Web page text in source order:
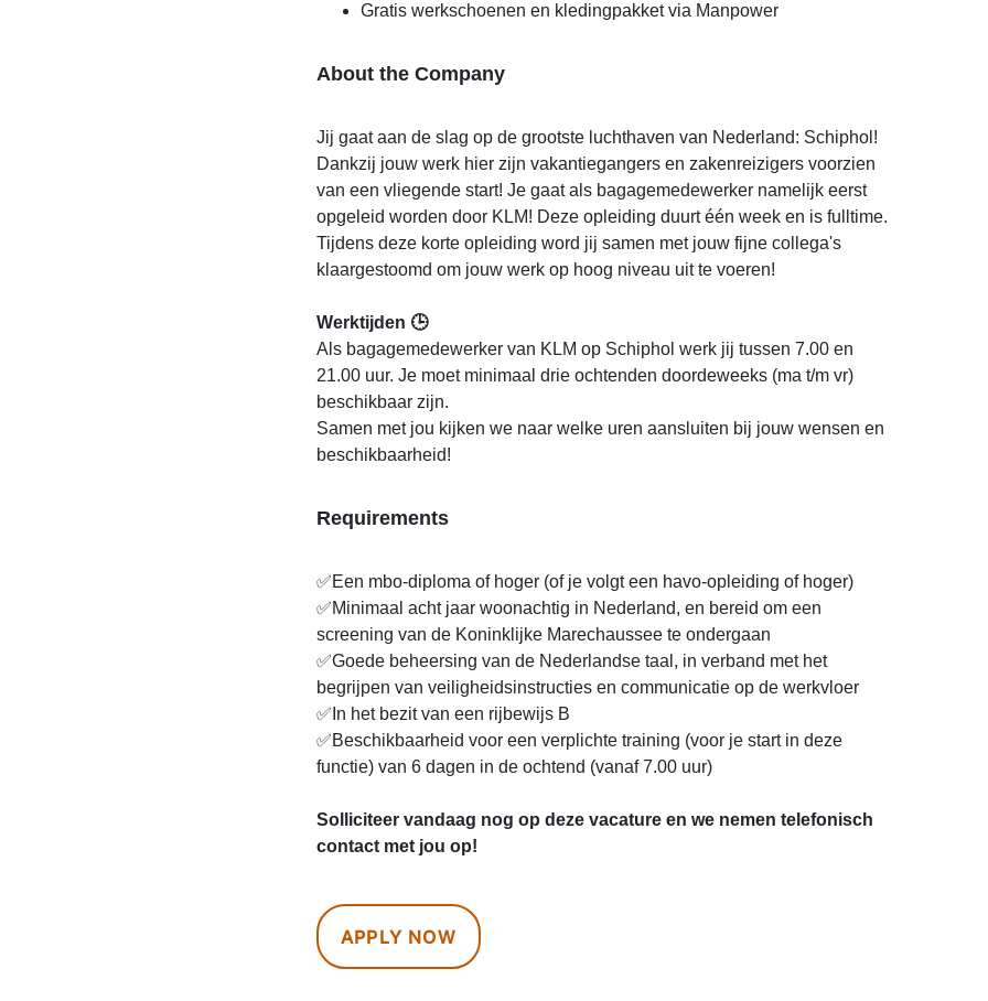
Gratis werkschoenen en kledingpakket via Manpower
About the Company
Jij gaat aan de slag op de grootste luchthaven van Nederland: Schiphol!
Dankzij jouw werk hier zijn vakantiegangers en zakenreizigers voorzien
van een vliegende start! Je gaat als bagagemedewerker namelijk eerst
opgeleid worden door KLM! Deze opleiding duurt één week en is fulltime.
Tijdens deze korte opleiding word jij samen met jouw fijne collega's
klaargestoomd om jouw werk op hoog niveau uit te voeren!
Werktijden 🕒
Als bagagemedewerker van KLM op Schiphol werk jij tussen 7.00 en
21.00 uur. Je moet minimaal drie ochtenden doordeweeks (ma t/m vr)
beschikbaar zijn.
Samen met jou kijken we naar welke uren aansluiten bij jouw wensen en
beschikbaarheid!
Requirements
✅Een mbo-diploma of hoger (of je volgt een havo-opleiding of hoger)
✅Minimaal acht jaar woonachtig in Nederland, en bereid om een
screening van de Koninklijke Marechaussee te ondergaan
✅Goede beheersing van de Nederlandse taal, in verband met het
begrijpen van veiligheidsinstructies en communicatie op de werkvloer
✅In het bezit van een rijbewijs B
✅Beschikbaarheid voor een verplichte training (voor je start in deze
functie) van 6 dagen in de ochtend (vanaf 7.00 uur)
Solliciteer vandaag nog op deze vacature en we nemen telefonisch
contact met jou op!
APPLY NOW